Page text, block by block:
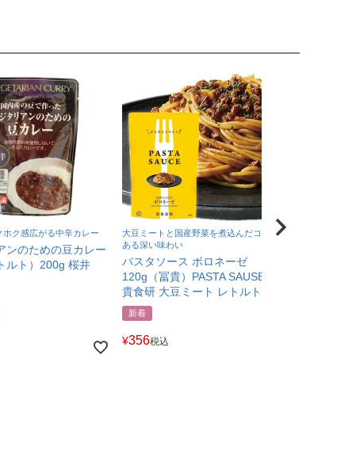
ホク感広がる中辛カレー
ンのための豆カレー
ルト）200g 桜井
大豆ミートと国産野菜を煮込んだコクの
ある深い味わい
パスタソース ボロネーゼ
120g（冨貴）PASTA SAUSE 冨
貴食研 大豆ミート レトルト
新着
¥356税込